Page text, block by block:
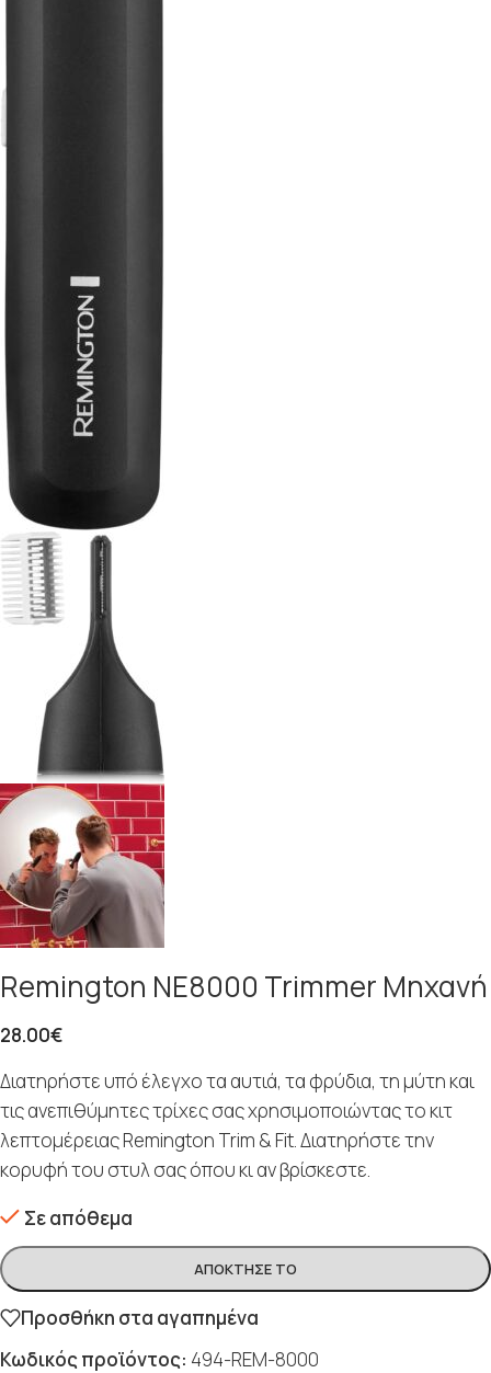
Remington NE8000 Trimmer Μηχανή
28.00€
Διατηρήστε υπό έλεγχο τα αυτιά, τα φρύδια, τη μύτη και
τις ανεπιθύμητες τρίχες σας χρησιμοποιώντας το κιτ
λεπτομέρειας Remington Trim & Fit. Διατηρήστε την
κορυφή του στυλ σας όπου κι αν βρίσκεστε.
Σε απόθεμα
ΑΠΌΚΤΗΣΈ ΤΟ
Προσθήκη στα αγαπημένα
Κωδικός προϊόντος: 494-REM-8000